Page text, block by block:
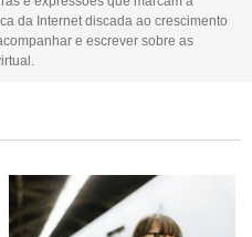
da Internet discada ao crescimento
e escrever sobre as